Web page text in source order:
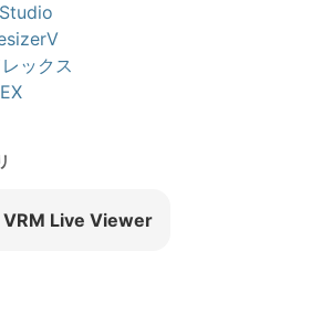
ックス
VRM Live Viewer